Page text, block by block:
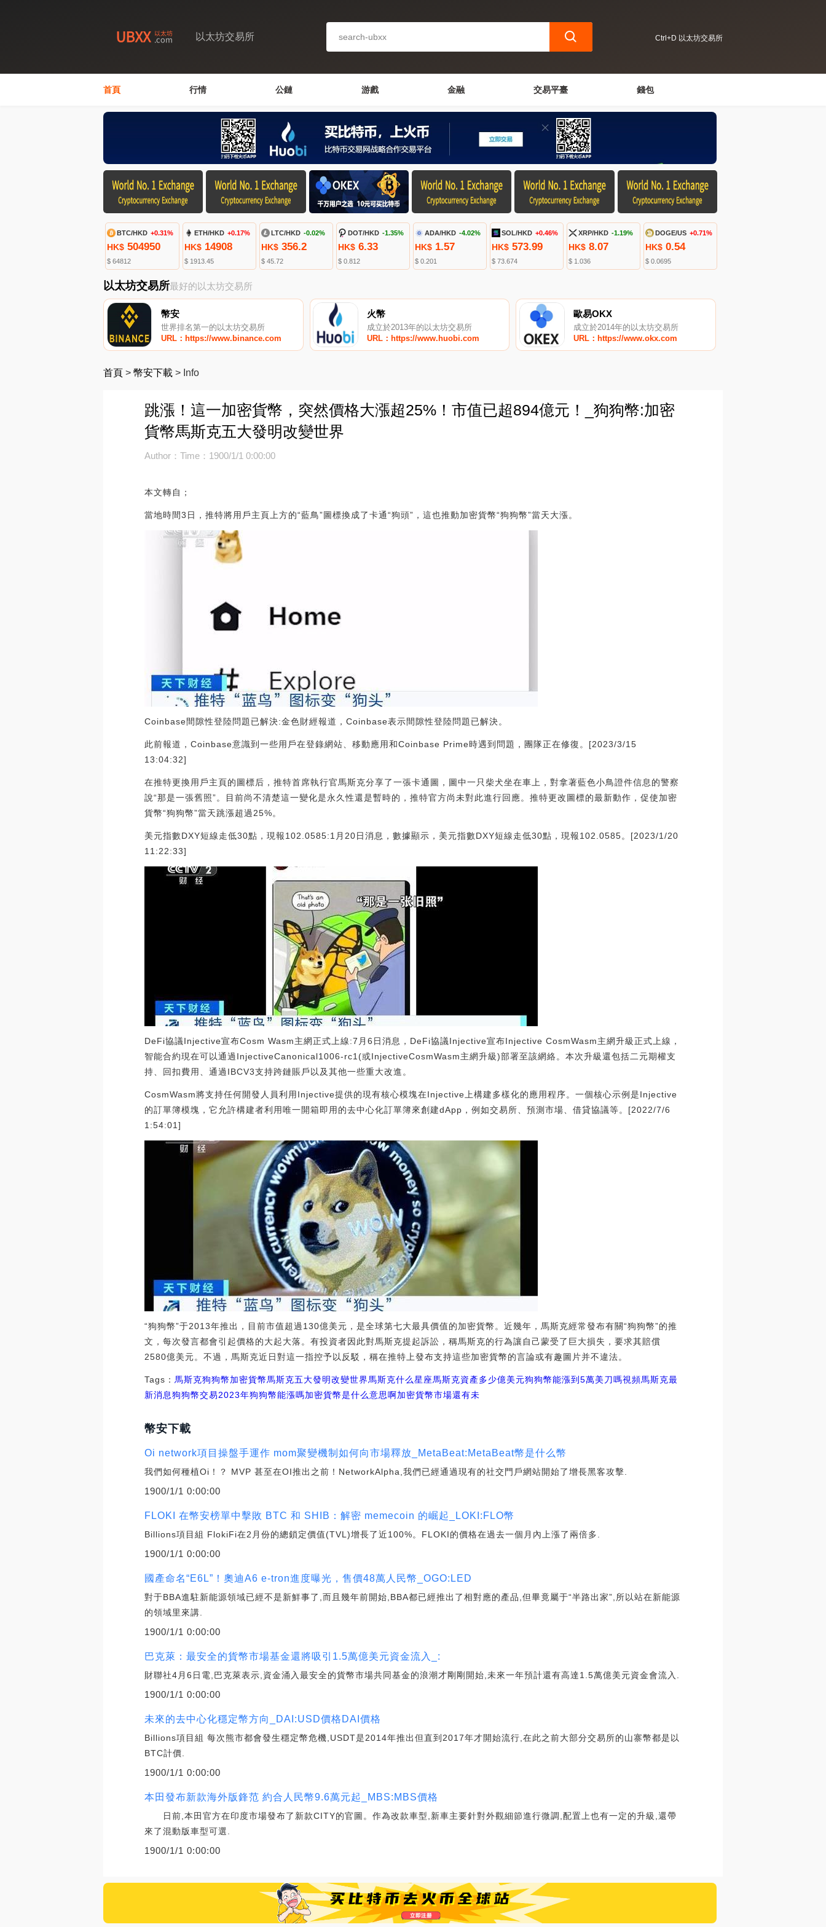
以太坊交易所 Ctrl+D 以太坊交易所
首頁 行情 公鏈 游戲 金融 交易平臺 錢包
BTC/HKD +0.31%
HK$ 504950
$ 64812
ETH/HKD +0.17%
HK$14908
$ 1913.45
LTC/HKD -0.02%
HK$356.2
$ 45.72
DOT/HKD -1.35%
HK$6.33
$ 0.812
ADA/HKD -4.02%
HK$1.57
$ 0.201
SOL/HKD +0.46%
HK$ 573.99
$ 73.674
XRP/HKD -1.19%
HK$ 8.07
$ 1.036
DOGE/US +0.71%
HK$ 0.54
$ 0.0695
以太坊交易所最好的以太坊交易所
幣安
世界排名第一的以太坊交易所
URL：https://www.binance.com
火幣
成立於2013年的以太坊交易所
URL：https://www.huobi.com
歐易OKX
成立於2014年的以太坊交易所
URL：https://www.okx.com
首頁 > 幣安下載 > Info
跳漲！這一加密貨幣，突然價格大漲超25%！市值已超894億元！_狗狗幣:加密
貨幣馬斯克五大發明改變世界
Author：Time：1900/1/1 0:00:00
本文轉自；
當地時間3日，推特將用戶主頁上方的“藍鳥”圖標換成了卡通“狗頭”，這也推動加密貨幣“狗狗幣”當天大漲。
Coinbase間隙性登陸問題已解決:金色財經報道，Coinbase表示間隙性登陸問題已解決。
此前報道，Coinbase意識到一些用戶在登錄網站、移動應用和Coinbase Prime時遇到問題，團隊正在修復。[2023/3/15
13:04:32]
在推特更換用戶主頁的圖標后，推特首席執行官馬斯克分享了一張卡通圖，圖中一只柴犬坐在車上，對拿著藍色小鳥證件信息的警察
說“那是一張舊照”。目前尚不清楚這一變化是永久性還是暫時的，推特官方尚未對此進行回應。推特更改圖標的最新動作，促使加密
貨幣“狗狗幣”當天跳漲超過25%。
美元指數DXY短線走低30點，現報102.0585:1月20日消息，數據顯示，美元指數DXY短線走低30點，現報102.0585。[2023/1/20
11:22:33]
DeFi協議Injective宣布Cosm Wasm主網正式上線:7月6日消息，DeFi協議Injective宣布Injective CosmWasm主網升級正式上線，
智能合約現在可以通過InjectiveCanonical1006-rc1(或InjectiveCosmWasm主網升級)部署至該網絡。本次升級還包括二元期權支
持、回扣費用、通過IBCV3支持跨鏈賬戶以及其他一些重大改進。
CosmWasm將支持任何開發人員利用Injective提供的現有核心模塊在Injective上構建多樣化的應用程序。一個核心示例是Injective
的訂單簿模塊，它允許構建者利用唯一開箱即用的去中心化訂單簿來創建dApp，例如交易所、預測市場、借貸協議等。[2022/7/6
1:54:01]
“狗狗幣”于2013年推出，目前市值超過130億美元，是全球第七大最具價值的加密貨幣。近幾年，馬斯克經常發布有關“狗狗幣”的推
文，每次發言都會引起價格的大起大落。有投資者因此對馬斯克提起訴訟，稱馬斯克的行為讓自己蒙受了巨大損失，要求其賠償
2580億美元。不過，馬斯克近日對這一指控予以反駁，稱在推特上發布支持這些加密貨幣的言論或有趣圖片并不違法。
Tags： 馬斯克狗狗幣加密貨幣馬斯克五大發明改變世界馬斯克什么星座馬斯克資產多少億美元狗狗幣能漲到5萬美刀嗎視頻馬斯克最
新消息狗狗幣交易2023年狗狗幣能漲嗎加密貨幣是什么意思啊加密貨幣市場還有未
幣安下載
Oi network項目操盤手運作 mom聚變機制如何向市場釋放_MetaBeat:MetaBeat幣是什么幣
我們如何種植Oi！？ MVP 甚至在OI推出之前！NetworkAlpha,我們已經通過現有的社交門戶網站開始了增長黑客攻擊.
1900/1/1 0:00:00
FLOKI 在幣安榜單中擊敗 BTC 和 SHIB：解密 memecoin 的崛起_LOKI:FLO幣
Billions項目組 FlokiFi在2月份的總鎖定價值(TVL)增長了近100%。FLOKI的價格在過去一個月內上漲了兩倍多.
1900/1/1 0:00:00
國產命名“E6L”！奧迪A6 e-tron進度曝光，售價48萬人民幣_OGO:LED
對于BBA進駐新能源領域已經不是新鮮事了,而且幾年前開始,BBA都已經推出了相對應的產品,但畢竟屬于“半路出家”,所以站在新能源
的領域里來講.
1900/1/1 0:00:00
巴克萊：最安全的貨幣市場基金還將吸引1.5萬億美元資金流入_:
財聯社4月6日電,巴克萊表示,資金涌入最安全的貨幣市場共同基金的浪潮才剛剛開始,未來一年預計還有高達1.5萬億美元資金會流入.
1900/1/1 0:00:00
未來的去中心化穩定幣方向_DAI:USD價格DAI價格
Billions項目組 每次熊市都會發生穩定幣危機,USDT是2014年推出但直到2017年才開始流行,在此之前大部分交易所的山寨幣都是以
BTC計價.
1900/1/1 0:00:00
本田發布新款海外版鋒范 約合人民幣9.6萬元起_MBS:MBS價格
日前,本田官方在印度市場發布了新款CITY的官圖。作為改款車型,新車主要針對外觀細節進行微調,配置上也有一定的升級,還帶
來了混動版車型可選.
1900/1/1 0:00:00